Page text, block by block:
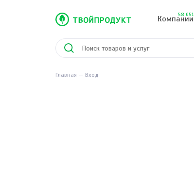
Компании
58 651
Главная Вход